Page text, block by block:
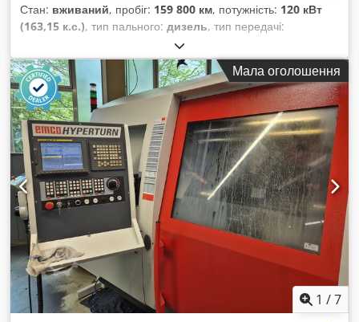
Стан: вживаний, пробіг: 159 800 км, потужність: 120 кВт
(163,15 к.с.), тип пального: дизель, тип передачі:
, перша реєстрація:
Євро 6, колір:білий, гальма:ретардер, кількість місць:15,
Обладнання:
ABS, кондиціонер, стояночний обігрівач,
Мала оголошення
1 /7